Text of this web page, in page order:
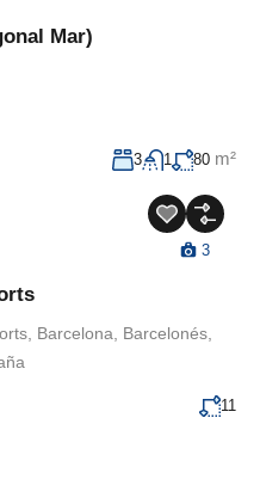
Mar)
3 1 80 m²
3
Barcelona, Barcelonés,
11